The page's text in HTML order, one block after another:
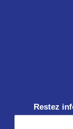
Restez